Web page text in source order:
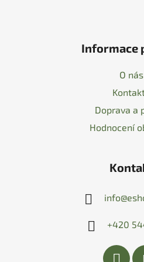
Informace
O nás
Doprava a
Hodnocení
info@
+420